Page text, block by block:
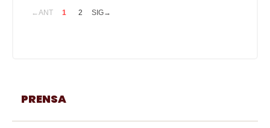
←ANT 1 2 SIG→
PRENSA